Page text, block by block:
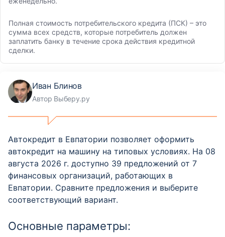
Полная стоимость потребительского кредита (ПСК) – это
сумма всех средств, которые потребитель должен
заплатить банку в течение срока действия кредитной
сделки.
Иван Блинов
Автор Выберу.ру
Автокредит в Евпатории позволяет оформить
автокредит на машину на типовых условиях. На 08
августа 2026 г. доступно 39 предложений от 7
финансовых организаций, работающих в
Евпатории. Сравните предложения и выберите
соответствующий вариант.
Основные параметры: